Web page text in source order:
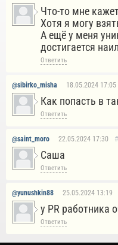
Что-то мне
Хотя я могу
А ещё у меня
достигается
Ответить
@sibirko_misha 18.05.2024 17:05
Как попасть в
Ответить
@saint_moro 22.05.2024 17:30 #
Саша
Ответить
@yunushkin88 25.05.2024 13:19
у PR работника
Ответить